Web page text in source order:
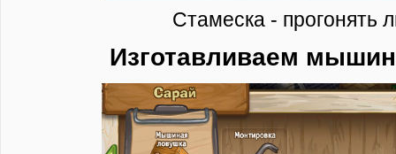
Стамеска - прогонять
Изготавливаем